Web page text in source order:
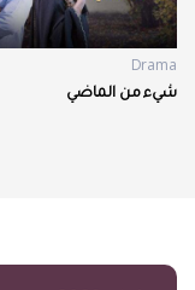
Drama
شيء من الماضي